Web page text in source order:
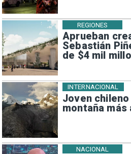
Aprueban
Sebastián
de $4 mil
REGIONES
Joven
montaña más
INTERNACIONAL
NACIONAL